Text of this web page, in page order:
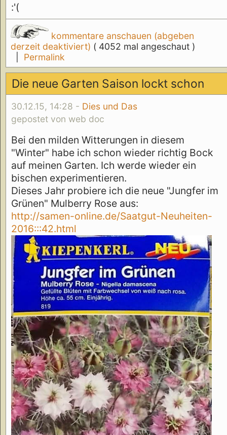
:'(
kommentare anschauen (abgeben
derzeit deaktiviert) ( 4052 mal angeschaut )
Permalink
Die neue Garten Saison lockt schon
30.12.15, 14:28 - Dies und Das
gepostet von web doc
Bei den milden Witterungen in diesem
"Winter" habe ich schon wieder richtig Bock
auf meinen Garten. Ich werde wieder ein
bischen experimentieren.
Dieses Jahr probiere ich die neue "Jungfer im
Grünen" Mulberry Rose aus:
http://samen-online.de/Saatgut-Neuheiten-
2016:::42.html